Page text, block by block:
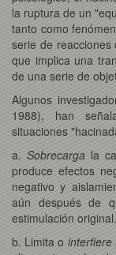
la ruptura de un
tanto como
serie de
que implica una
de una serie de
Algunos
1988), han
situaciones
a. Sobrecarga la
produce efectos
negativo y
aún después de
estimulación original.
b. Limita o interfiere